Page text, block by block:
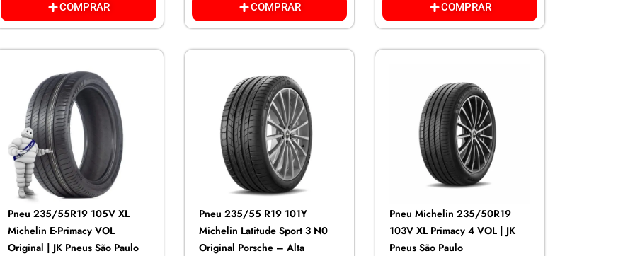
COMPRAR COMPRAR COMPRAR
Pneu 235/55R19 105V XL
Michelin E-Primacy VOL
Original | JK Pneus São Paulo
Pneu 235/55 R19 101Y
Michelin Latitude Sport 3 N0
Original Porsche – Alta
Pneu Michelin 235/50R19
103V XL Primacy 4 VOL | JK
Pneus São Paulo